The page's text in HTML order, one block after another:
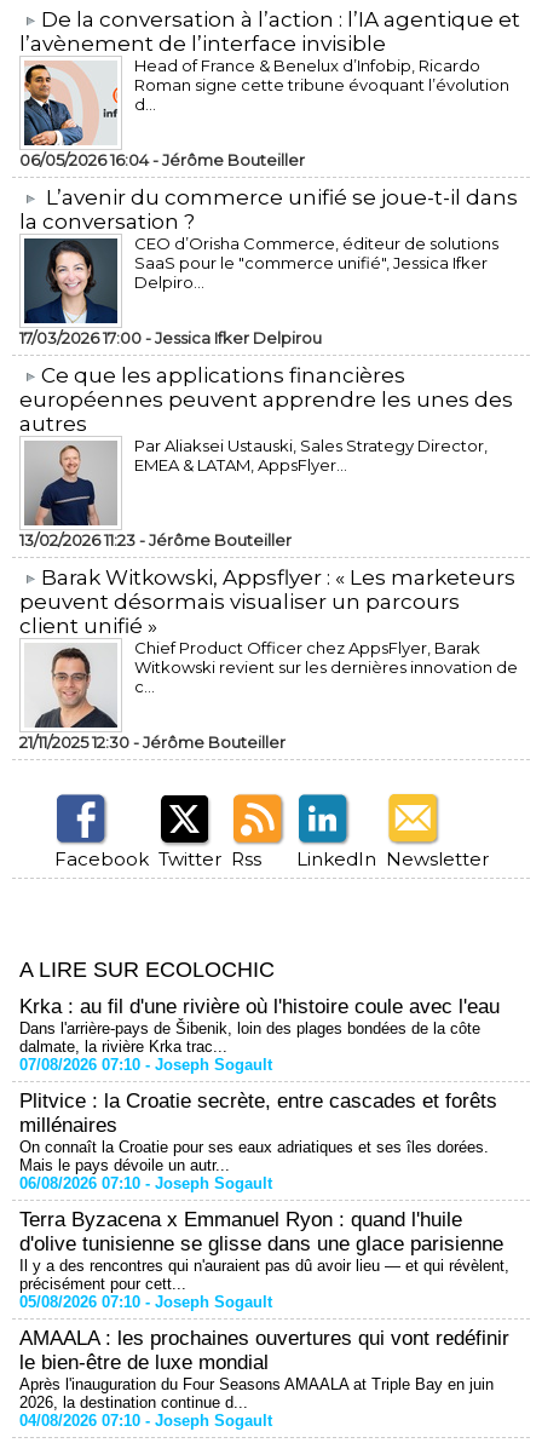
​De la conversation à l’action : l’IA agentique et
l’avènement de l’interface invisible
Head of France & Benelux d’Infobip, Ricardo
Roman signe cette tribune évoquant l’évolution
d...
06/05/2026 16:04 -Jérôme Bouteiller
L’avenir du commerce unifié se joue-t-il dans
la conversation ?
CEO d’Orisha Commerce, éditeur de solutions
SaaS pour le "commerce unifié", Jessica Ifker
Delpiro...
17/03/2026 17:00 -Jessica Ifker Delpirou
​Ce que les applications financières
européennes peuvent apprendre les unes des
autres
Par Aliaksei Ustauski, Sales Strategy Director,
EMEA & LATAM, AppsFlyer...
13/02/2026 11:23 -Jérôme Bouteiller
​Barak Witkowski, Appsflyer : « Les marketeurs
peuvent désormais visualiser un parcours
client unifié »
Chief Product Officer chez AppsFlyer, ​Barak
Witkowski revient sur les dernières innovation de
c...
21/11/2025 12:30 -Jérôme Bouteiller
Facebook Twitter Rss LinkedIn Newsletter
A LIRE SUR ECOLOCHIC
Krka : au fil d'une rivière où l'histoire coule avec l'eau
Dans l'arrière-pays de Šibenik, loin des plages bondées de la côte
dalmate, la rivière Krka trac...
07/08/2026 07:10 - Joseph Sogault
Plitvice : la Croatie secrète, entre cascades et forêts
millénaires
On connaît la Croatie pour ses eaux adriatiques et ses îles dorées.
Mais le pays dévoile un autr...
06/08/2026 07:10 - Joseph Sogault
Terra Byzacena x Emmanuel Ryon : quand l'huile
d'olive tunisienne se glisse dans une glace parisienne
Il y a des rencontres qui n'auraient pas dû avoir lieu — et qui révèlent,
précisément pour cett...
05/08/2026 07:10 - Joseph Sogault
AMAALA : les prochaines ouvertures qui vont redéfinir
le bien-être de luxe mondial
Après l'inauguration du Four Seasons AMAALA at Triple Bay en juin
2026, la destination continue d...
04/08/2026 07:10 - Joseph Sogault